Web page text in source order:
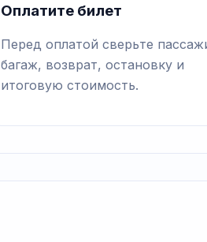
Оплатите билет
Перед оплатой сверьте
багаж, возврат, остановку и
итоговую стоимость.